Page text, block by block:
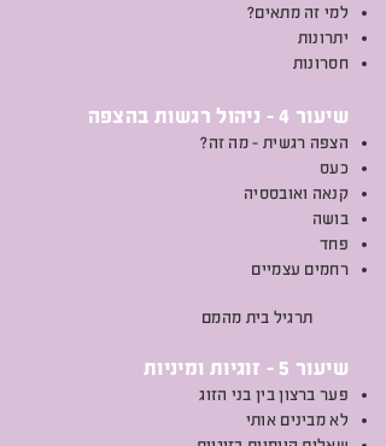
למי זה מתאים?
יתרונות
חסרונות
שיעור 4 - ניהול רגשות בהצפה
הצפה רגשית - מה זה?
כעס
קנאה ואובססיה
בושה
פחד
רחמים עצמיים
תרגיל בית מהמם
שיעור 5 - זוגיות ומיניות
פער ברצון בין בני הזוג
לא מבינים אותי